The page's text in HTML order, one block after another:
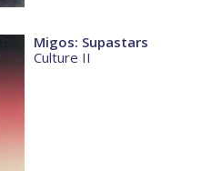
Migos: Supastars
Culture II